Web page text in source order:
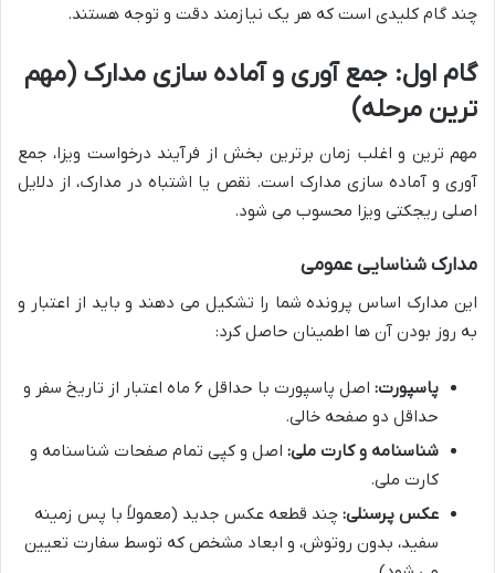
چند گام کلیدی است که هر یک نیازمند دقت و توجه هستند.
گام اول: جمع آوری و آماده سازی مدارک (مهم
ترین مرحله)
مهم ترین و اغلب زمان برترین بخش از فرآیند درخواست ویزا، جمع
آوری و آماده سازی مدارک است. نقص یا اشتباه در مدارک، از دلایل
اصلی ریجکتی ویزا محسوب می شود.
مدارک شناسایی عمومی
این مدارک اساس پرونده شما را تشکیل می دهند و باید از اعتبار و
به روز بودن آن ها اطمینان حاصل کرد:
پاسپورت:
اصل پاسپورت با حداقل ۶ ماه اعتبار از تاریخ سفر و
حداقل دو صفحه خالی.
شناسنامه و کارت ملی: اصل و کپی تمام صفحات شناسنامه و
کارت ملی.
عکس پرسنلی: چند قطعه عکس جدید (معمولاً با پس زمینه
سفید، بدون روتوش، و ابعاد مشخص که توسط سفارت تعیین